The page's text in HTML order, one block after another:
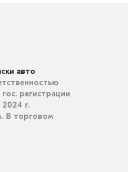
авто
регистрации
г.
В торговом